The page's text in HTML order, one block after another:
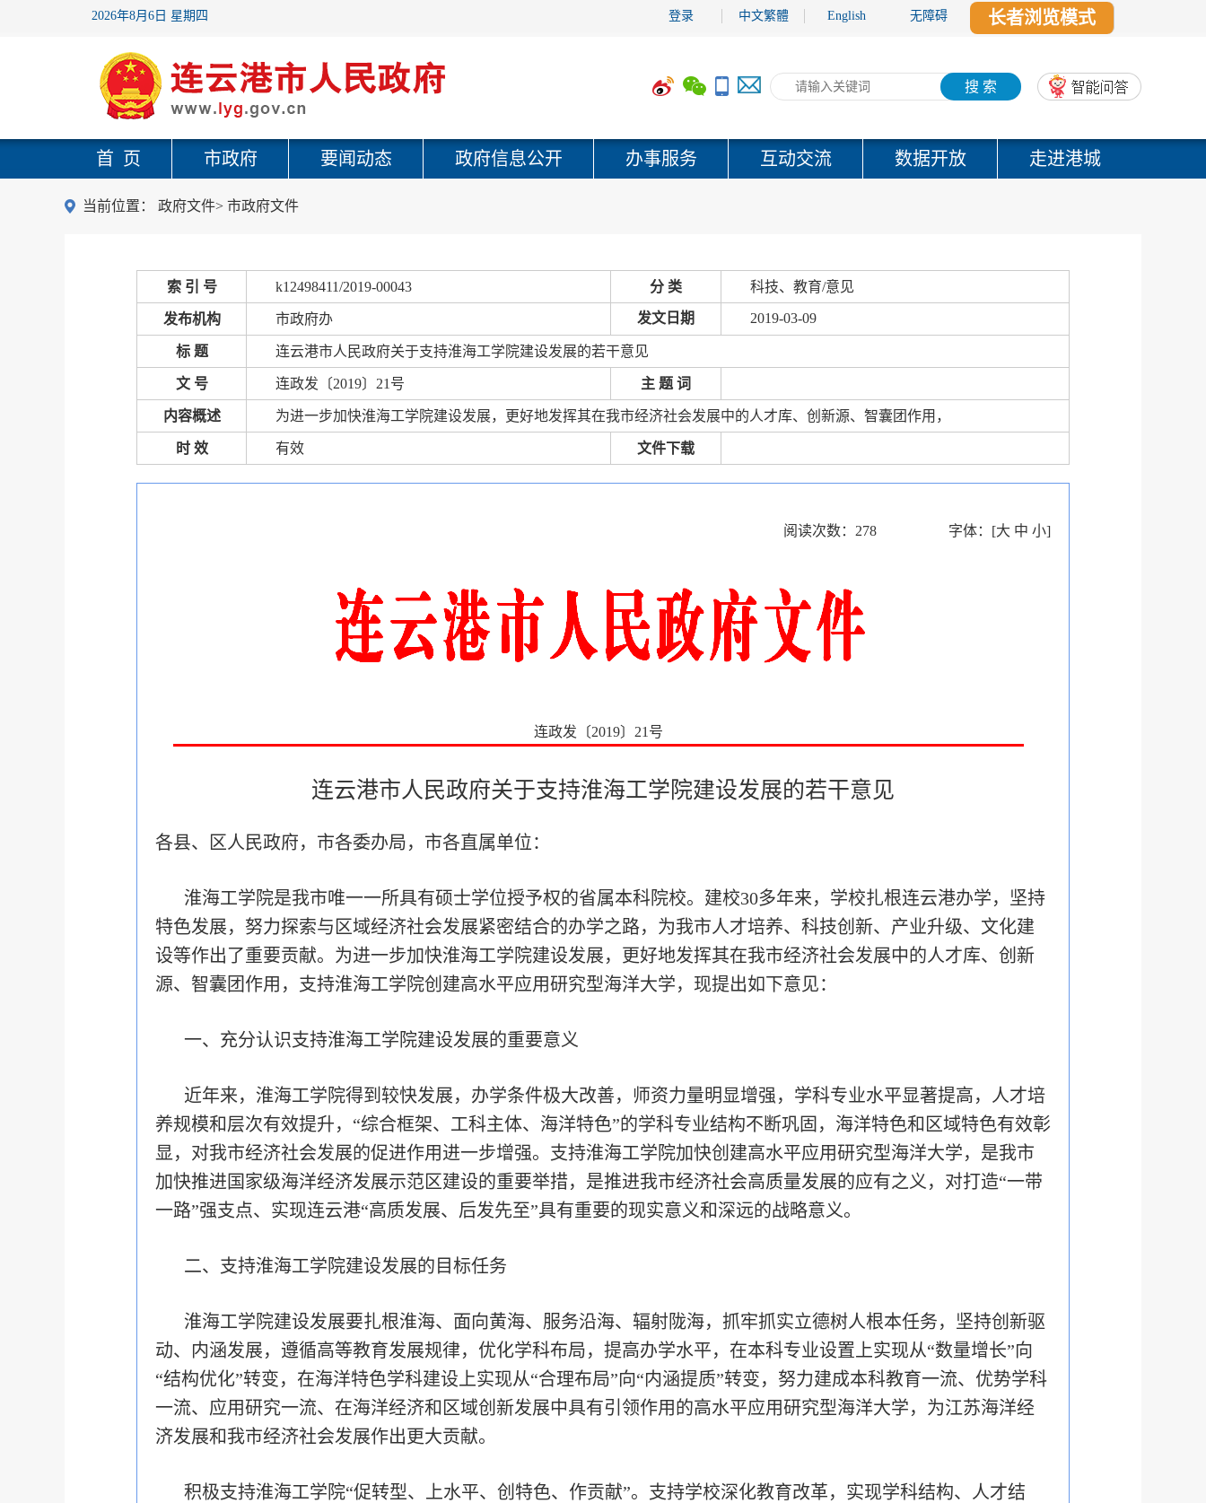
2026年8月6日 星期四 登录 中文繁體 English 无障碍 长者浏览模式
搜 索
首 页 市政府 要闻动态 政府信息公开 办事服务 互动交流 数据开放 走进港城
当前位置： 政府文件> 市政府文件
索 引 号 k12498411/2019-00043 分 类 科技、教育/意见
发布机构 市政府办 发文日期 2019-03-09
标 题 连云港市人民政府关于支持淮海工学院建设发展的若干意见
文 号 连政发〔2019〕21号 主 题 词
内容概述 为进一步加快淮海工学院建设发展，更好地发挥其在我市经济社会发展中的人才库、创新源、智囊团作用，
时 效 有效 文件下载
阅读次数： 278 字体： [大 中 小]
连政发〔2019〕21号
连云港市人民政府关于支持淮海工学院建设发展的若干意见
各县、区人民政府，市各委办局，市各直属单位：
淮海工学院是我市唯一一所具有硕士学位授予权的省属本科院校。建校30多年来，学校扎根连云港办学，坚持
特色发展，努力探索与区域经济社会发展紧密结合的办学之路，为我市人才培养、科技创新、产业升级、文化建
设等作出了重要贡献。为进一步加快淮海工学院建设发展，更好地发挥其在我市经济社会发展中的人才库、创新
源、智囊团作用，支持淮海工学院创建高水平应用研究型海洋大学，现提出如下意见：
一、充分认识支持淮海工学院建设发展的重要意义
近年来，淮海工学院得到较快发展，办学条件极大改善，师资力量明显增强，学科专业水平显著提高，人才培
养规模和层次有效提升，“综合框架、工科主体、海洋特色”的学科专业结构不断巩固，海洋特色和区域特色有效彰
显，对我市经济社会发展的促进作用进一步增强。支持淮海工学院加快创建高水平应用研究型海洋大学，是我市
加快推进国家级海洋经济发展示范区建设的重要举措，是推进我市经济社会高质量发展的应有之义，对打造“一带
一路”强支点、实现连云港“高质发展、后发先至”具有重要的现实意义和深远的战略意义。
二、支持淮海工学院建设发展的目标任务
淮海工学院建设发展要扎根淮海、面向黄海、服务沿海、辐射陇海，抓牢抓实立德树人根本任务，坚持创新驱
动、内涵发展，遵循高等教育发展规律，优化学科布局，提高办学水平，在本科专业设置上实现从“数量增长”向
“结构优化”转变，在海洋特色学科建设上实现从“合理布局”向“内涵提质”转变，努力建成本科教育一流、优势学科
一流、应用研究一流、在海洋经济和区域创新发展中具有引领作用的高水平应用研究型海洋大学，为江苏海洋经
济发展和我市经济社会发展作出更大贡献。
积极支持淮海工学院“促转型、上水平、创特色、作贡献”。支持学校深化教育改革，实现学科结构、人才结